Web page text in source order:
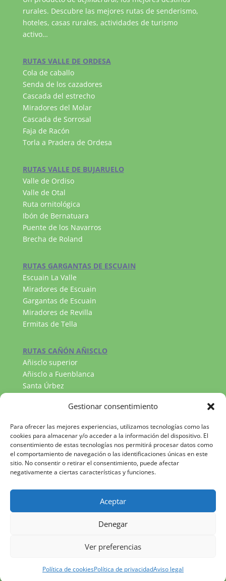
Gestionar consentimiento
Para ofrecer las mejores experiencias, utilizamos tecnologías como las
cookies para almacenar y/o acceder a la información del dispositivo. El
consentimiento de estas tecnologías nos permitirá procesar datos como
el comportamiento de navegación o las identificaciones únicas en este
sitio. No consentir o retirar el consentimiento, puede afectar
negativamente a ciertas características y funciones.
Aceptar
Denegar
Ver preferencias
Política de cookiesPolítica de privacidadAviso legal
rurales. Descubre las mejores rutas de senderismo,
hoteles, casas rurales, actividades de turismo
activo…
RUTAS VALLE DE ORDESA
Cola de caballo
Senda de los cazadores
Cascada del estrecho
Miradores del Molar
Cascada de Sorrosal
Faja de Racón
Torla a Pradera de Ordesa
RUTAS VALLE DE BUJARUELO
Valle de Ordiso
Valle de Otal
Ruta ornitológica
Ibón de Bernatuara
Puente de los Navarros
Brecha de Roland
RUTAS GARGANTAS DE ESCUAIN
Escuain La Valle
Miradores de Escuain
Gargantas de Escuain
Miradores de Revilla
Ermitas de Tella
RUTAS CAÑÓN AÑISCLO
Añisclo superior
Añisclo a Fuenblanca
Santa Úrbez
Llanos de la Larri
Lago Marboré
Copyright 2024
derechos reservados |Aviso legal